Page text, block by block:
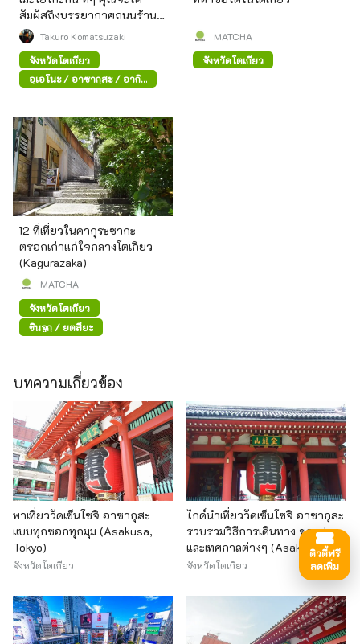
สัมผัสถึงบรรยากาศถนนร้าน
ค้าสมัยก่อน
Takuro Komatsuzaki
จังหวัดโตเกียว
อุเอโนะ / อาซากุสะ / อากิ
ฮาบาระ
MATCHA
จังหวัดโตเกียว
12 ที่เที่ยวในคากุระซากะ
ตรอกเก่าแก่ใจกลางโตเกียว
(Kagurazaka)
MATCHA
จังหวัดโตเกียว
ชินจูกุ / ยตสึยะ
บทความเกี่ยวข้อง
พาเที่ยววัดเซ็นโซจิ อาซากุสะ
แบบทุกซอกทุกมุม (Asakusa,
Tokyo)
จังหวัดโตเกียว
ไกด์นำเที่ยววัดเซ็นโซจิ อาซากุสะ
รวบรวมวิธีการเดินทาง ของฝาก
และเทศกาลต่างๆ (Asakusa)
จังหวัดโตเกียว
ดิวตี้ฟรี
ลดเพิ่ม